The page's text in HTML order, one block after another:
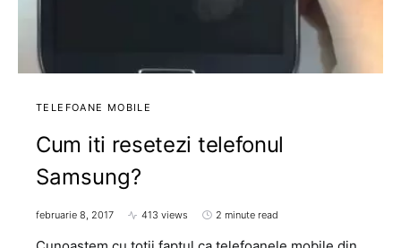
TELEFOANE MOBILE
Cum iti resetezi telefonul
Samsung?
februarie 8, 2017 413 views 2 minute read